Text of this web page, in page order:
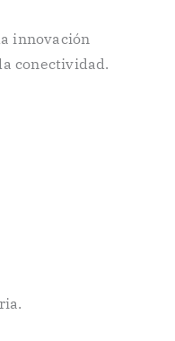
innovación
conectividad.